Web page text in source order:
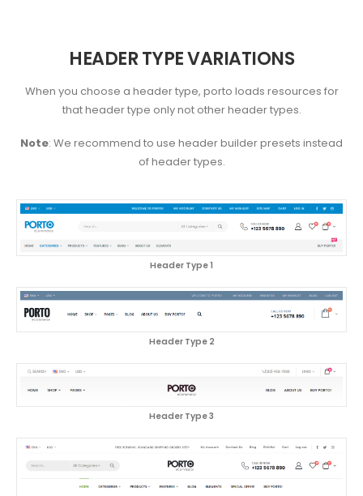
HEADER TYPE VARIATIONS
When you choose a header type, porto loads resources for
that header type only not other header types.
Note: We recommend to use header builder presets instead
of header types.
Header Type 1
Header Type 2
Header Type 3